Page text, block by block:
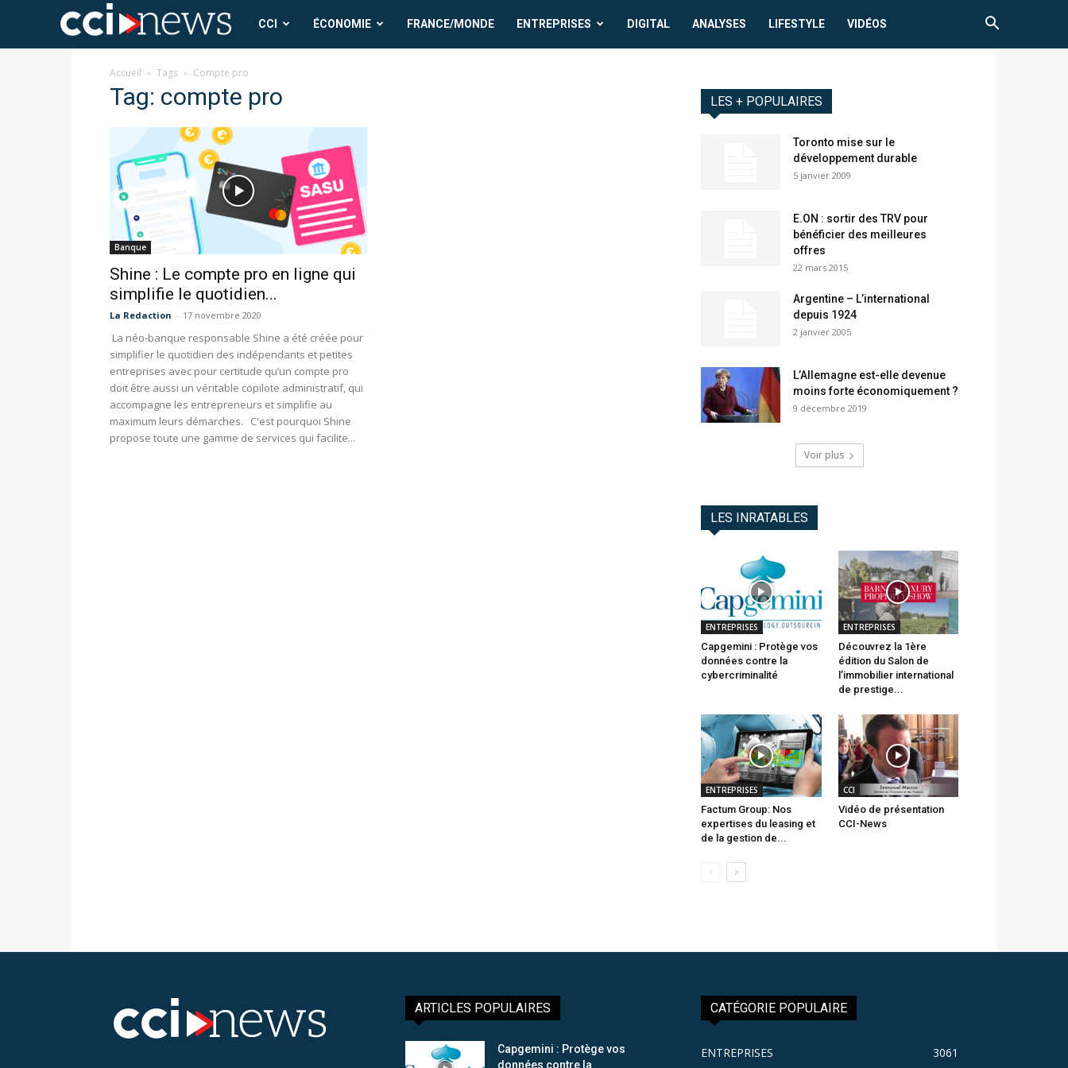
CCI
News
CCI ÉCONOMIE FRANCE/MONDE ENTREPRISES DIGITAL ANALYSES LIFESTYLE VIDÉOS
Accueil Tags Compte pro
Tag: compte pro
Banque
Shine : Le compte pro en ligne qui
simplifie le quotidien...
La Redaction - 17 novembre 2020
La néo-banque responsable Shine a été créée pour
simplifier le quotidien des indépendants et petites
entreprises avec pour certitude qu’un compte pro
doit être aussi un véritable copilote administratif, qui
accompagne les entrepreneurs et simplifie au
maximum leurs démarches. C'est pourquoi Shine
propose toute une gamme de services qui facilite...
LES + POPULAIRES
Toronto mise sur le
développement durable
5 janvier 2009
E.ON : sortir des TRV pour
bénéficier des meilleures
offres
22 mars 2015
Argentine – L’international
depuis 1924
2 janvier 2005
L’Allemagne est-elle devenue
moins forte économiquement ?
9 décembre 2019
Voir plus
LES INRATABLES
ENTREPRISES
Capgemini : Protège vos
données contre la
cybercriminalité
ENTREPRISES
Découvrez la 1ère
édition du Salon de
l’immobilier international
de prestige...
ENTREPRISES
Factum Group: Nos
expertises du leasing et
de la gestion de...
CCI
Vidéo de présentation
CCI-News
ARTICLES POPULAIRES
Capgemini : Protège vos
données contre la
CATÉGORIE POPULAIRE
ENTREPRISES 3061